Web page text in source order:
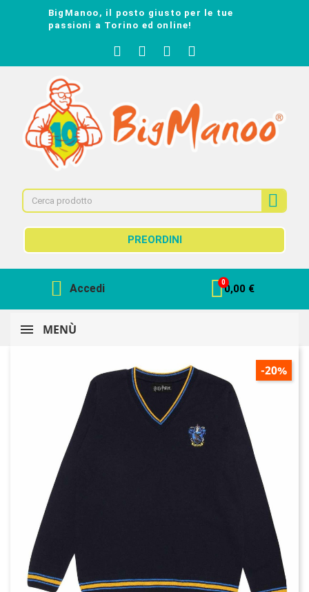
BigManoo, il posto giusto per le tue
passioni a Torino ed online!
PREORDINI
Accedi 0,00 €
MENÙ
-20%